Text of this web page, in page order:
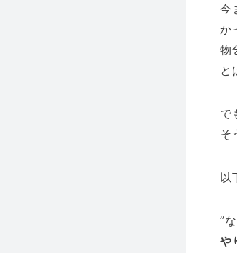
今
か
物
と
で
そ
以
”
や